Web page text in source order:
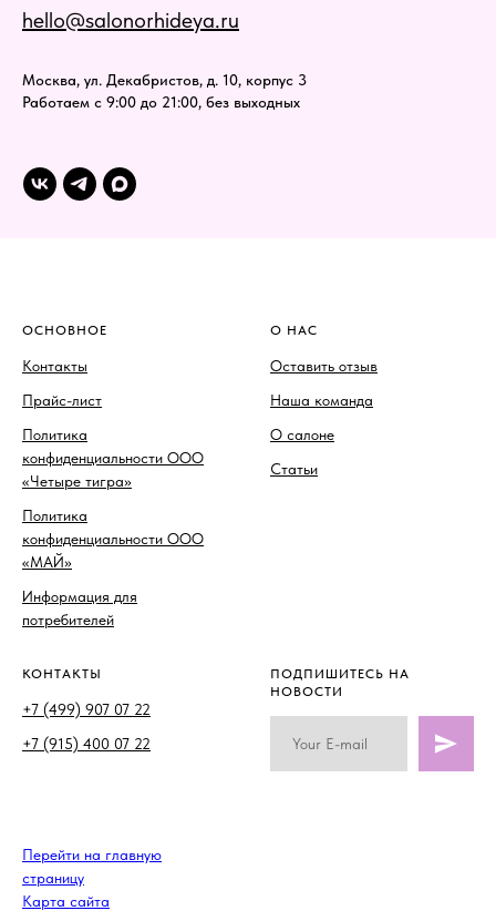
hello@salonorhideya.ru
Москва, ул. Декабристов, д. 10, корпус 3
Работаем с 9:00 до 21:00, без выходных
ОСНОВНОЕ
Контакты
Прайс-лист
Политика
конфиденциальности ООО
«Четыре тигра»
Политика
конфиденциальности ООО
«МАЙ»
Информация для
потребителей
О НАС
Оставить отзыв
Наша команда
О салоне
Статьи
КОНТАКТЫ
+7 (499) 907 07 22
+7 (915) 400 07 22
ПОДПИШИТЕСЬ НА
НОВОСТИ
Перейти на главную
страницу
Карта сайта